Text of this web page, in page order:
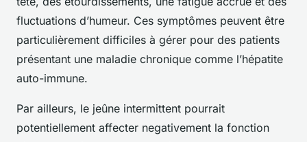
fluctuations d’humeur. Ces symptômes peuvent être
particulièrement difficiles à gérer pour des patients
présentant une maladie chronique comme l’hépatite
auto-immune.
Par ailleurs, le jeûne intermittent pourrait
potentiellement affecter negativement la fonction